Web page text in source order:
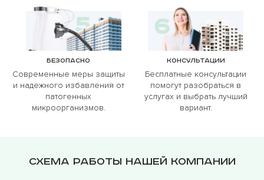
Безопасно
Современные меры защиты
и надежного избавления от
патогенных
микроорганизмов.
Консультации
Бесплатные консультации
помогут разобраться в
услугах и выбрать лучший
вариант.
Схема работы нашей компании